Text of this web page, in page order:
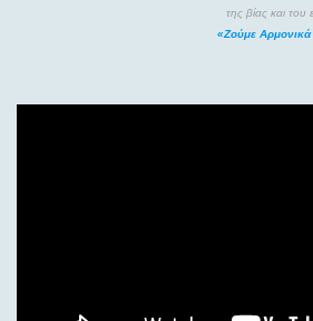
της βίας και του
«Ζούμε